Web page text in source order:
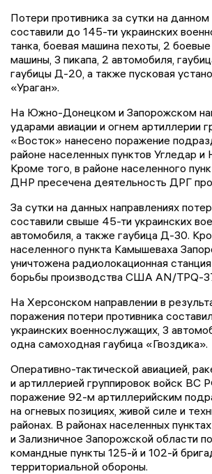
Потери противника за сутки на данном
составили до 145-ти украинских
танка, боевая машина пехоты, 2
машины, 3 пикапа, 2 автомобиля,
гаубицы Д-20, а также пусковая
«Ураган».
На Южно-Донецком и Запорожском
ударами авиации и огнем артиллерии
«Восток» нанесено поражение
районе населенных пунктов Угледар
Кроме того, в районе населенного
ДНР пресечена деятельность ДРГ
За сутки на данных направлениях
составили свыше 45-ти украинских
автомобиля, а также гаубица Д-30.
населенного пункта Камышеваха
уничтожена радиолокационная
борьбы производства США AN/TPQ-
На Херсонском направлении в
поражения потери противника
украинских военнослужащих, 3
одна самоходная гаубица «Гвоздика».
Оперативно-тактической авиацией,
и артиллерией группировок войск ВС
поражение 92-м артиллерийским
на огневых позициях, живой силе и
районах. В районах населенных
и Зализничное Запорожской области
командные пункты 125-й и 102-й
территориальной обороны.